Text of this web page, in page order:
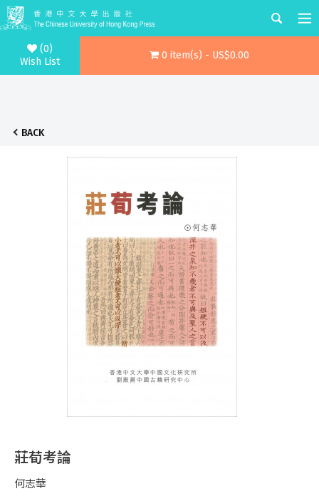
(0)
Wish List
0 item(s) - US$0.00
BACK
莊荀考論
何志華